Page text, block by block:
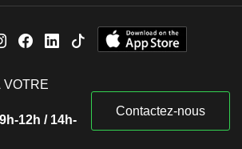
VOTRE
12h / 14h-
Contactez-nous